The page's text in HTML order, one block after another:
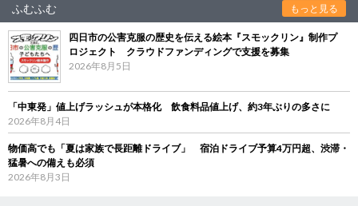
ふむふむ もっと見る
四日市の公害克服の歴史を伝える絵本『スモックリン』制作プ
ロジェクト クラウドファンディングで支援を募集
2026年8月5日
「中東発」値上げラッシュが本格化 飲食料品値上げ、約3年ぶりの多さに
2026年8月4日
物価高でも「夏は家族で長距離ドライブ」 宿泊ドライブ予算4万円超、渋滞・
猛暑への備えも必須
2026年8月3日